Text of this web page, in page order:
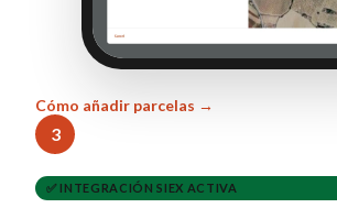
Cómo añadir parcelas →
3
✅ INTEGRACIÓN SIEX ACTIVA